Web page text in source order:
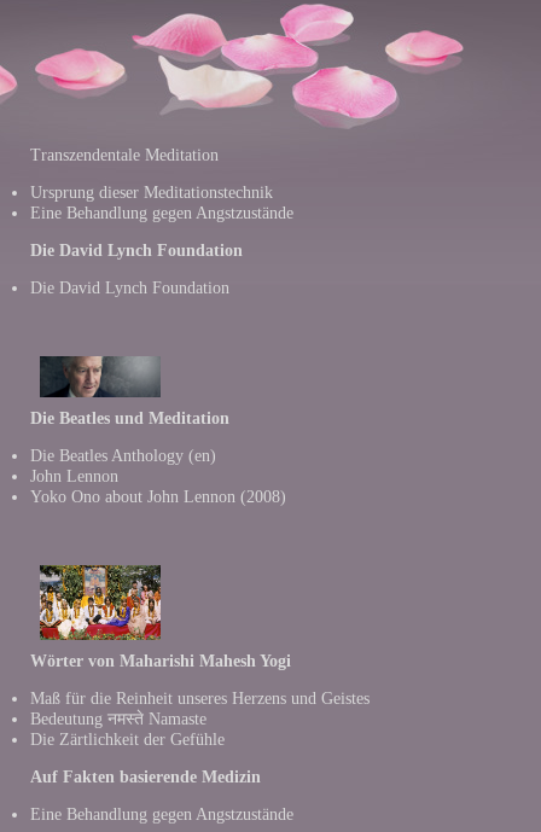
Transzendentale Meditation
Ursprung dieser Meditationstechnik
Eine Behandlung gegen Angstzustände
Die David Lynch Foundation
Die David Lynch Foundation
Die Beatles und Meditation
Die Beatles Anthology (en)
John Lennon
Yoko Ono about John Lennon (2008)
Wörter von Maharishi Mahesh Yogi
Maß für die Reinheit unseres Herzens und Geistes
Bedeutung नमस्ते Namaste
Die Zärtlichkeit der Gefühle
Auf Fakten basierende Medizin
Eine Behandlung gegen Angstzustände